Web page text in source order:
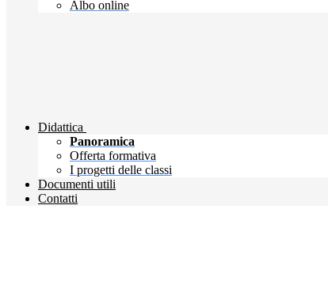
Albo online
Didattica
Panoramica
Offerta formativa
I progetti delle classi
Documenti utili
Contatti